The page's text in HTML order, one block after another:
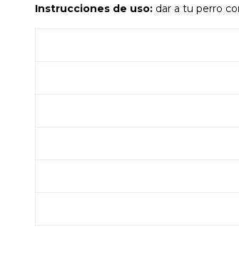
Instrucciones de uso: dar a tu perro